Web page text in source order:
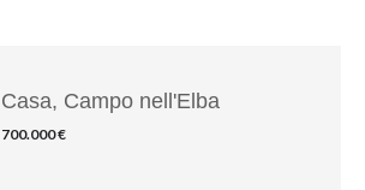
Casa, Campo nell'Elba
700.000 €